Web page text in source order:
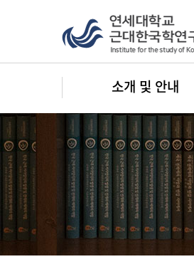
소개 및 안내